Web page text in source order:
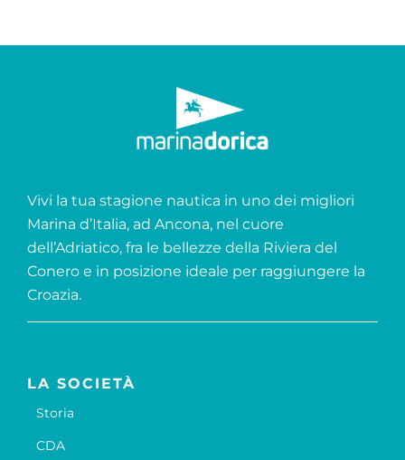
Vivi la tua stagione nautica in uno dei migliori
Marina d’Italia, ad Ancona, nel cuore
dell’Adriatico, fra le bellezze della Riviera del
Conero e in posizione ideale per raggiungere la
Croazia.
LA SOCIETÀ
Storia
CDA